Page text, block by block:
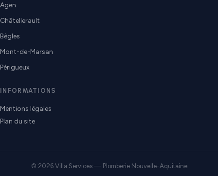
Agen
Châtellerault
Bègles
Mont-de-Marsan
Périgueux
INFORMATIONS
Mentions légales
Plan du site
© 2026 Villa Services — Plomberie Nouvelle-Aquitaine